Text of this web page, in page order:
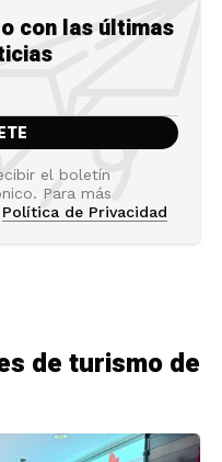
de noviembre
San Ramón se
con las últimas
el boletín
Para más
Política de Privacidad
de turismo de